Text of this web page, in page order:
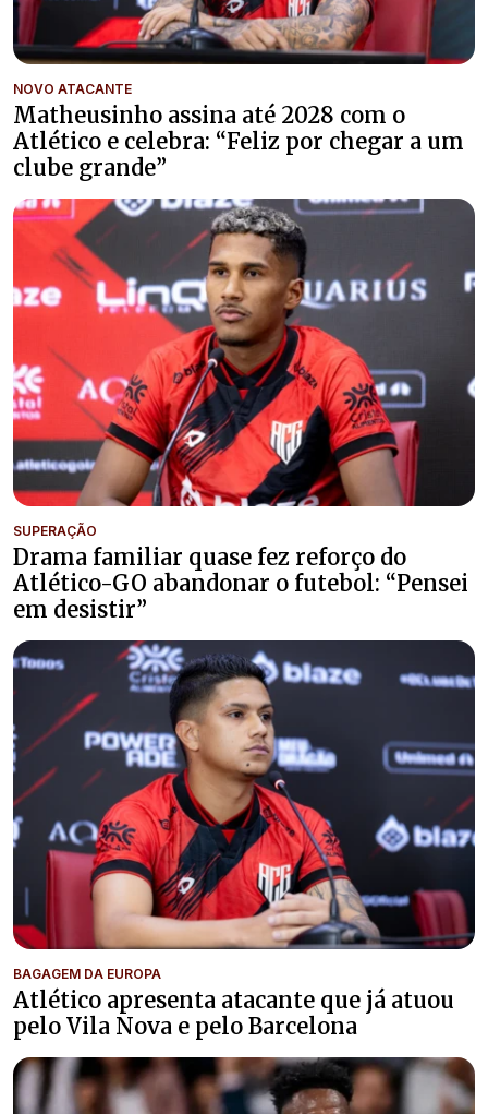
NOVO ATACANTE
Matheusinho assina até 2028 com o
Atlético e celebra: “Feliz por chegar a um
clube grande”
SUPERAÇÃO
Drama familiar quase fez reforço do
Atlético-GO abandonar o futebol: “Pensei
em desistir”
BAGAGEM DA EUROPA
Atlético apresenta atacante que já atuou
pelo Vila Nova e pelo Barcelona